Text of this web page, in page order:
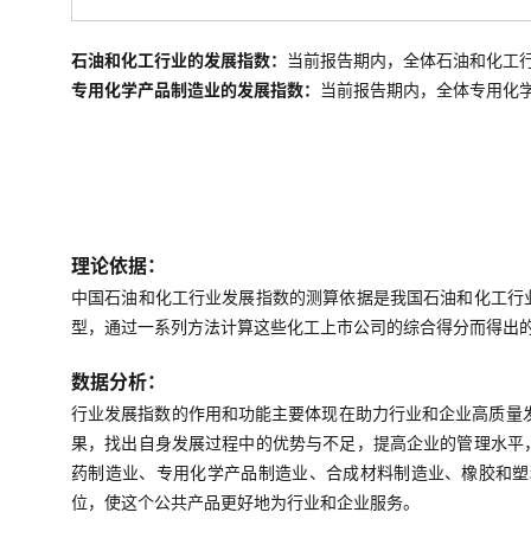
石油和化工行业的发展指数： 当前报告期内，全体石油和化工
专用化学产品制造业的发展指数： 当前报告期内，全体专用化
理论依据：
中国石油和化工行业发展指数的测算依据是我国石油和化工
型，通过一系列方法计算这些化工上市公司的综合得分而得
数据分析：
行业发展指数的作用和功能主要体现在助力行业和企业高质
果，找出自身发展过程中的优势与不足，提高企业的管理水
药制造业、专用化学产品制造业、合成材料制造业、橡胶和
位，使这个公共产品更好地为行业和企业服务。